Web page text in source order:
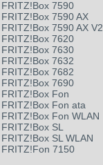
FRITZ!Box 7590
FRITZ!Box 7590 AX
FRITZ!Box 7590 AX V2
FRITZ!Box 7620
FRITZ!Box 7630
FRITZ!Box 7632
FRITZ!Box 7682
FRITZ!Box 7690
FRITZ!Box Fon
FRITZ!Box Fon ata
FRITZ!Box Fon WLAN
FRITZ!Box SL
FRITZ!Box SL WLAN
FRITZ!Fon 7150